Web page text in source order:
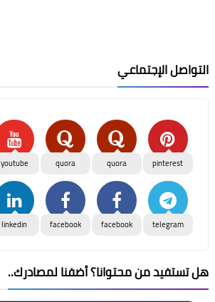
التواصل الإجتماعي
pinterest
quora
quora
youtube
telegram
facebook
facebook
linkedin
هل تستفيد من محتوانا؟ أضفنا لمصادرك..